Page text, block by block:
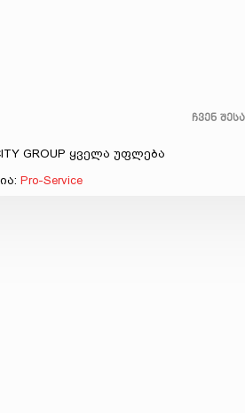
ჩვენ
GROUP ყველა უფლება
Pro-Service